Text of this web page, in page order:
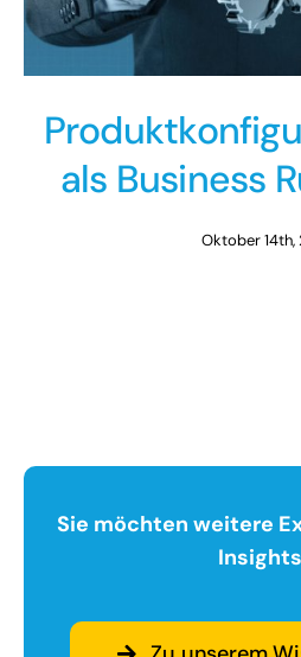
als Business
Oktober 14th,
Sie möchten weitere